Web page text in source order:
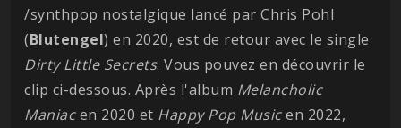
/synthpop nostalgique lancé par Chris Pohl
(Blutengel) en 2020, est de retour avec le single
Dirty Little Secrets. Vous pouvez en découvrir le
clip ci-dessous. Après l'album Melancholic
Maniacen 2020 et Happy Pop Musicen 2022,